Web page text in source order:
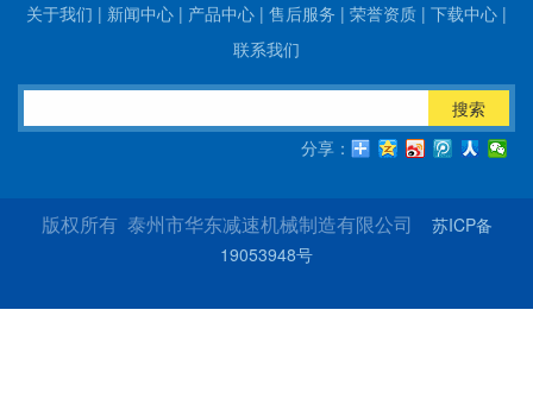
关于我们 | 新闻中心 | 产品中心 | 售后服务 | 荣誉资质 | 下载中心 |
联系我们
搜索
分享：
版权所有 泰州市华东减速机械制造有限公司 苏ICP备
19053948号